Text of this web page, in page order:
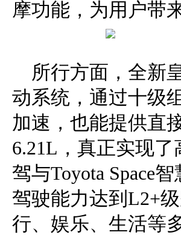
摩功能，为用户带
所行方面，全新
动系统，通过十级
加速，也能提供直
6.21L，真正实现
驾与Toyota Space
驾驶能力达到L2+
行、娱乐、生活等